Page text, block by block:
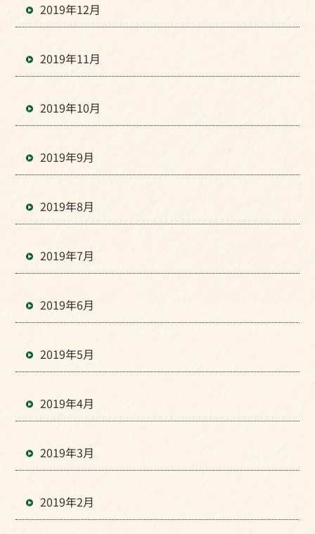
2019年12月
2019年11月
2019年10月
2019年9月
2019年8月
2019年7月
2019年6月
2019年5月
2019年4月
2019年3月
2019年2月